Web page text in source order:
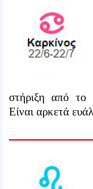
στήριξη από το
Είναι αρκετά